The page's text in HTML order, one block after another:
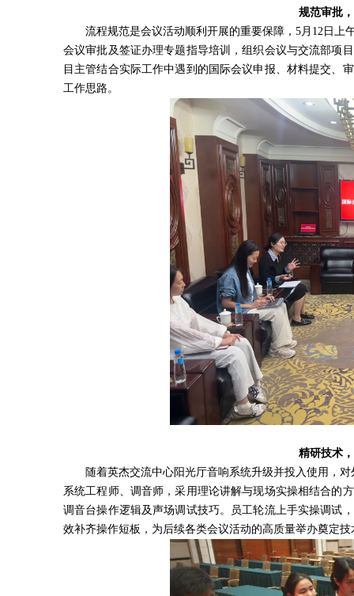
规范审批
流程规范是会议活动顺利开展的重要保障，5月12日
会议审批及签证办理专题指导培训，组织会议与交流部项
目主管结合实际工作中遇到的国际会议申报、材料提交、
工作思路。
精研技术
随着英杰交流中心阳光厅音响系统升级并投入使用，
系统工程师、调音师，采用理论讲解与现场实操相结合的
调音台操作逻辑及声场调试技巧。员工轮流上手实操调试
效补齐操作短板，为后续各类会议活动的高质量举办奠定